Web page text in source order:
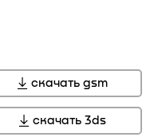
скачать gsm
скачать 3ds